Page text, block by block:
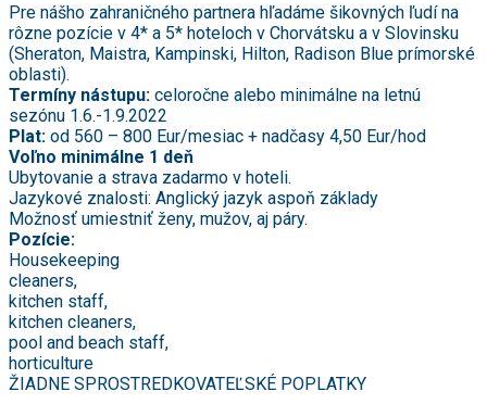
Pre nášho zahraničného partnera hľadáme šikovných ľudí na
rôzne pozície v 4* a 5* hoteloch v Chorvátsku a v Slovinsku
(Sheraton, Maistra, Kampinski, Hilton, Radison Blue prímorské
oblasti).
Termíny nástupu: celoročne alebo minimálne na letnú
sezónu 1.6.-1.9.2022
Plat: od 560 – 800 Eur/mesiac + nadčasy 4,50 Eur/hod
Voľno minimálne 1 deň
Ubytovanie a strava zadarmo v hoteli.
Jazykové znalosti: Anglický jazyk aspoň základy
Možnosť umiestniť ženy, mužov, aj páry.
Pozície:
Housekeeping
cleaners,
kitchen staff,
kitchen cleaners,
pool and beach staff,
horticulture
ŽIADNE SPROSTREDKOVATEĽSKÉ POPLATKY